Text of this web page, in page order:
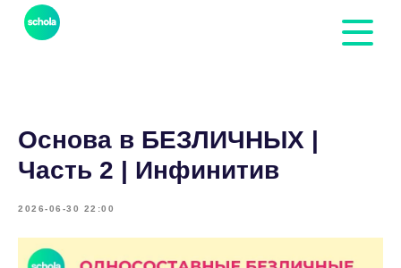
Основа в БЕЗЛИЧНЫХ |
Часть 2 | Инфинитив
2026-06-30 22:00